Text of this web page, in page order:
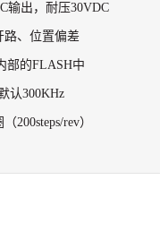
输出，耐压30VDC
路、位置偏差
部的FLASH中
认300KHz
200steps/rev）